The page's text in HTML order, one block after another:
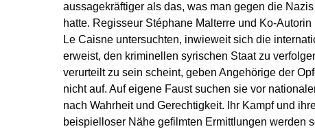
aussagekräftiger als das, was man gegen die
hatte. Regisseur Stéphane Malterre und Ko-
Le Caisne untersuchten, inwieweit sich die
erweist, den kriminellen syrischen Staat zu
verurteilt zu sein scheint, geben Angehörige der
nicht auf. Auf eigene Faust suchen sie vor
nach Wahrheit und Gerechtigkeit. Ihr Kampf und
beispielloser Nähe gefilmten Ermittlungen werden